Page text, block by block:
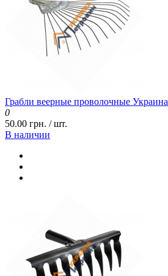
Грабли веерные проволочные Украина
0
50.00 грн. / шт.
В наличии